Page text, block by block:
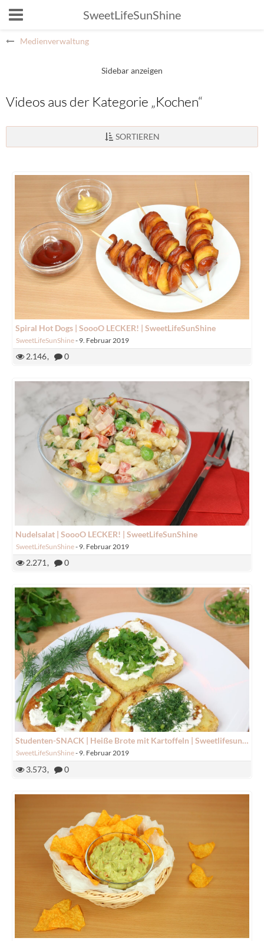
SweetLifeSunShine
Medienverwaltung
Videos aus der Kategorie „Kochen“
SORTIEREN
Spiral Hot Dogs | SoooO LECKER! | SweetLifeSunShine
SweetLifeSunShine- 9. Februar 2019
2.146 0
Nudelsalat | SoooO LECKER! | SweetLifeSunShine
SweetLifeSunShine- 9. Februar 2019
2.271 0
Studenten-SNACK | Heiße Brote mit Kartoffeln | Sweetlifesunshine
SweetLifeSunShine- 9. Februar 2019
3.573 0